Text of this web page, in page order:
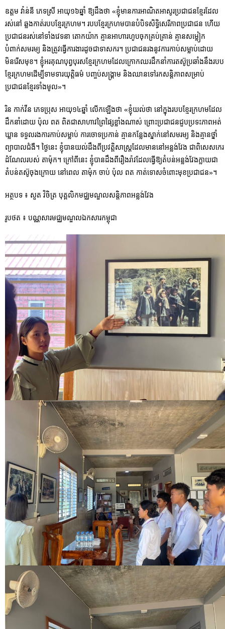
ឧត្ដម វ៉ាន់នី ភេទស្រី អាយុ១៦ឆ្នាំ ឱ្យដឹងថា «ខ្ញុំមានការអាណិតអាសូរប្រជាជនខ្មែរដែល
រស់នៅ ឆ្លងកាត់របបខ្មែរក្រហម។ របបខ្មែរក្រហមបានបំបិទសិទ្ធិសេរីភាពប្រជាជន ហើយ
ប្រជាជនរស់នៅទាំងវេទនា តោកយ៉ាក គ្មានអាហារហូបចុកគ្រប់គ្រាន់ គ្មានសម្លៀក
បំពាក់សមរម្យ និងត្រូវធ្វើការងារដូចជាទាសករ។ ប្រជាជនរងនូវការកាប់សម្លាប់ដោយ
មិនរើសមុខ។ ខ្ញុំអរគុណបុព្វបុរសខ្មែរក្រហមដែលក្រោកឈរដឹកនាំការតស៊ូប្រឆាំងនឹងរបប
ខ្មែរក្រហមដើម្បីទាមទារយុត្ដិធម៌ បញ្ចប់សង្គ្រាម និងឈានទៅរកសន្ដិភាពសម្រាប់
ប្រជាជនខ្មែរទាំងមូល»។
រិន កាក់វីន ភេទប្រុស អាយុ១៤ឆ្នាំ លើកឡើងថា «ខ្ញុំយល់ថា នៅក្នុងរបបខ្មែរក្រហមដែល
ដឹកនាំដោយ ប៉ុល ពត ពិតជាសាហាវព្រៃផ្សៃខ្លាំងណាស់ ព្រោះប្រជាជនជួបប្រទះភាពអត់
ឃ្លាន ទទួលរងការកាប់សម្លាប់ ការចោទប្រកាន់ គ្មានកន្លែងស្នាក់នៅសមរម្យ និងគ្មានថ្នាំ
ព្យាបាលជំងឺ។ ថ្ងៃនេះ ខ្ញុំបានយល់ដឹងពីប្រវត្ដិសាស្រ្ដដែលមាននៅអន្លង់វែង ជាពិសេសកេរ
ដំណែលរបស់ តាម៉ុក។ ក្រៅពីនេះ ខ្ញុំបានដឹងពីរឿងរ៉ាវដែលធ្វើឱ្យតំបន់អន្លង់វែងក្លាយជា
តំបន់តស៊ូចុងក្រោយ នៅពេល តាម៉ុក ចាប់ ប៉ុល ពត កាត់ទោសចំពោះមុខប្រជាជន»។
អត្ថបទ ៖ សួត វិចិត្រ បុគ្គលិកមជ្ឈមណ្ឌលសន្តិភាពអន្លង់វែង
រូបថត ៖ បណ្ណសារមជ្ឈមណ្ឌលឯកសារកម្ពុជា